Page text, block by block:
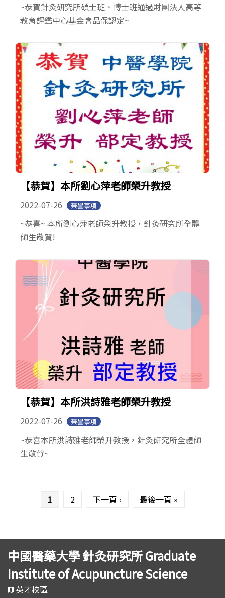
~恭賀針灸研究所碩士班、博士班通過財團法人高等
教育評鑑中心基金會品保認定~
【恭賀】本所劉心萍老師榮升教授
2022-07-26 榮譽事項
~恭喜~ 本所劉心萍老師榮升教授，針灸研究所全體
師生敬賀!
【恭賀】本所洪詩雅老師榮升教授
2022-07-26 榮譽事項
~恭喜本所洪詩雅老師榮升教授，針灸研究所全體師
生敬賀~
1 2 下一頁 › 最後一頁 »
中國醫藥大學 針灸研究所 Graduate
Institute of Acupuncture Science
英才校區